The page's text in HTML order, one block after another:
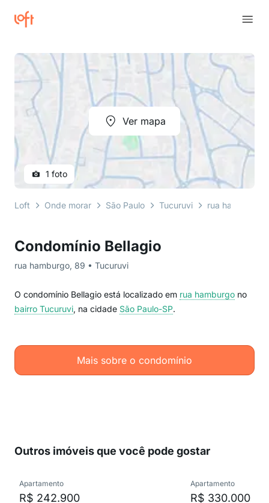
Condomínio Bellagio
rua hamburgo, 89 • Tucuruvi
O condomínio Bellagio está localizado em rua hamburgo no
bairro Tucuruvi, na cidade São Paulo-SP.
Mais sobre o condomínio
Ver mapa
1 foto
Loft Onde morar São Paulo Tucuruvi rua hamburgo
Outros imóveis que você pode gostar
Apartamento
R$ 242.900
Apartamento
R$ 330.000